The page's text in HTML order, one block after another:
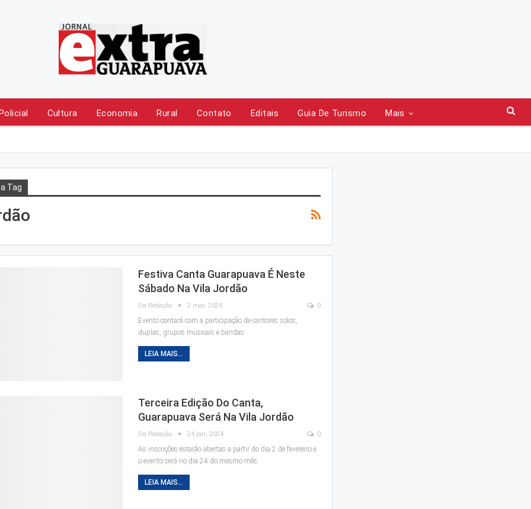
Cultura Economia Rural Contato Editais Guia De Turismo Mais
Tag
Festiva Canta Guarapuava É Neste
Sábado Na Vila Jordão
Da Redação 2 mar, 2024 0
Evento contará com a participação de cantores solos,
duplas, grupos musicais e bandas
LEIA MAIS...
Terceira Edição Do Canta,
Guarapuava Será Na Vila Jordão
Da Redação 24 jan, 2024 0
As inscrições estarão abertas a partir do dia 2 de fevereiro e
o evento será no dia 24 do mesmo mês
LEIA MAIS...